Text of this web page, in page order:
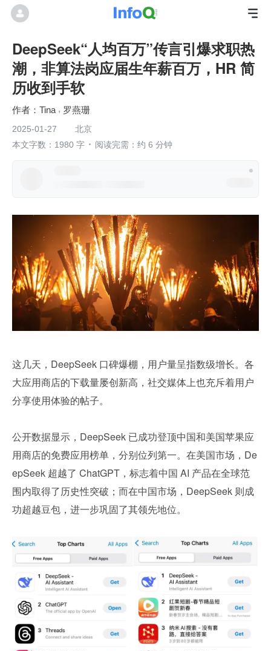
DeepSeek“人均百万”传言引爆求职热
潮，非算法岗应届生年薪百万，HR 简
历收到手软
Tina 罗燕珊
2025-01-27
北京
本文字数：1980 字
阅读完需：约 6 分钟
这几天，DeepSeek 口碑爆棚，用户量呈指数级增长。各
大应用商店的下载量屡创新高，社交媒体上也充斥着用户
分享使用体验的帖子。
公开数据显示，DeepSeek 已成功登顶中国和美国苹果应
用商店的免费应用榜单，分别位列第一。在美国市场，De
epSeek 超越了 ChatGPT，标志着中国 AI 产品在全球范
围内取得了历史性突破；而在中国市场，DeepSeek 则成
功超越豆包，进一步巩固了其领先地位。